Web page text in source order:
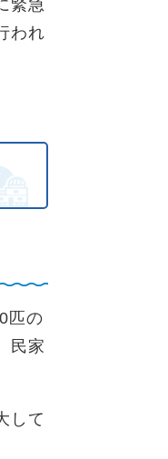
緊急
われ
匹の
民家
して